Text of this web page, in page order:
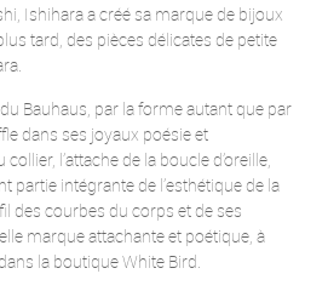
Ishihara a créé sa marque de bijoux
tard, des pièces délicates de petite
Bauhaus, par la forme autant que par
dans ses joyaux poésie et
l’attache de la boucle d’oreille,
partie intégrante de l’esthétique de la
des courbes du corps et de ses
marque attachante et poétique, à
la boutique White Bird.